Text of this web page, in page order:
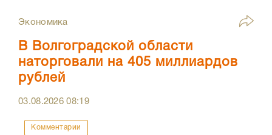
Экономика
В Волгоградской области
наторговали на 405 миллиардов
рублей
03.08.202608:19
Комментарии